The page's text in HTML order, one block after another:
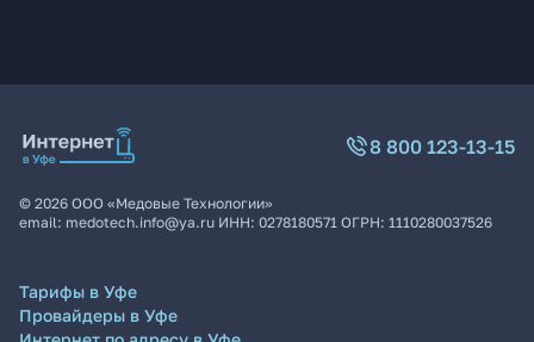
8 800 123-13-15
© 2026 ООО «Медовые Технологии»
email: medotech.info@ya.ru ИНН: 0278180571 ОГРН: 1110280037526
Тарифы в Уфе
Провайдеры в Уфе